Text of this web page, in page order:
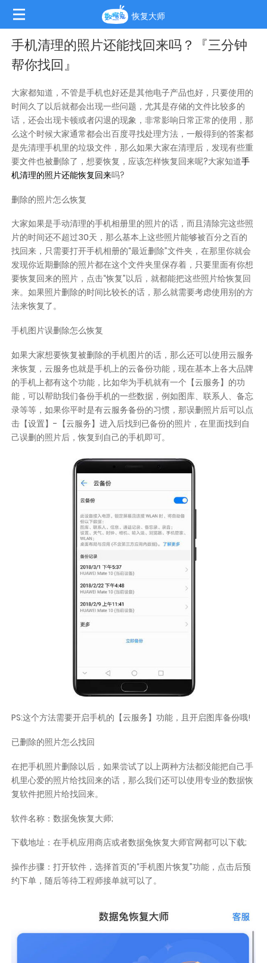
恢复大师
手机清理的照片还能找回来吗？『三分钟
帮你找回』
大家都知道，不管是手机也好还是其他电子产品也好，只要使用的
时间久了以后就都会出现一些问题，尤其是存储的文件比较多的
话，还会出现卡顿或者闪退的现象，非常影响日常正常的使用，那
么这个时候大家通常都会出百度寻找处理方法，一般得到的答案都
是先清理手机里的垃圾文件，那么如果大家在清理后，发现有些重
要文件也被删除了，想要恢复，应该怎样恢复回来呢?大家知道手
机清理的照片还能恢复回来吗?
删除的照片怎么恢复
大家如果是手动清理的手机相册里的照片的话，而且清除完这些照
片的时间还不超过30天，那么基本上这些照片能够被百分之百的
找回来，只需要打开手机相册的“最近删除”文件夹，在那里你就会
发现你近期删除的照片都在这个文件夹里保存着，只要里面有你想
要恢复回来的照片，点击“恢复”以后，就都能把这些照片给恢复回
来。如果照片删除的时间比较长的话，那么就需要考虑使用别的方
法来恢复了。
手机图片误删除怎么恢复
如果大家想要恢复被删除的手机图片的话，那么还可以使用云服务
来恢复，云服务也就是手机上的云备份功能，现在基本上各大品牌
的手机上都有这个功能，比如华为手机就有一个【云服务】的功
能，可以帮助我们备份手机的一些数据，例如图库、联系人、备忘
录等等，如果你平时是有云服务备份的习惯，那误删照片后可以点
击【设置】-【云服务】进入后找到已备份的照片，在里面找到自
己误删的照片后，恢复到自己的手机即可。
PS:这个方法需要开启手机的【云服务】功能，且开启图库备份哦!
已删除的照片怎么找回
在把手机照片删除以后，如果尝试了以上两种方法都没能把自己手
机里心爱的照片给找回来的话，那么我们还可以使用专业的数据恢
复软件把照片给找回来。
软件名称：数据兔恢复大师;
下载地址：在手机应用商店或者数据兔恢复大师官网都可以下载;
操作步骤：打开软件，选择首页的“手机图片恢复”功能，点击后预
约下单，随后等待工程师接单就可以了。